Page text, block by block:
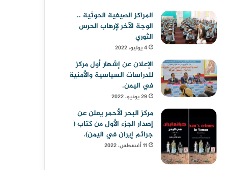
المراكز الصيفية الحوثية ..
الوجة الآخر لإرهاب الحرس
الثوري
4 يوليو، 2022
الإعلان عن إشهار أول مركز
للدراسات السياسية والأمنية
في اليمن.
29 يونيو، 2022
مركز البحر الأحمر يعلن عن
إصدار الجزء الأول من كتاب (
جرائم إيران في اليمن).
11 أغسطس، 2022